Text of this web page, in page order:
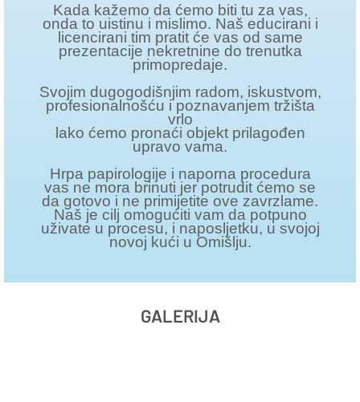
Kada kažemo da ćemo biti tu za vas,
onda to uistinu i mislimo. Naš educirani i
licencirani tim pratit će vas od same
prezentacije nekretnine do trenutka
primopredaje.
Svojim dugogodišnjim radom, iskustvom,
profesionalnošću i poznavanjem tržišta
vrlo
lako ćemo pronaći objekt prilagođen
upravo vama.
Hrpa papirologije i naporna procedura
vas ne mora brinuti jer potrudit ćemo se
da gotovo i ne primijetite ove zavrzlame.
Naš je cilj omogućiti vam da potpuno
uživate u procesu, i naposljetku, u svojoj
novoj kući u Omišlju.
GALERIJA